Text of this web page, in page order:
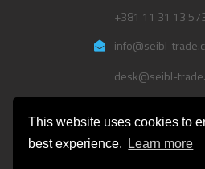
This website uses cookies to
best experience.
Learn more
+381 11 31 13
info@seibl-
desk@seibl-